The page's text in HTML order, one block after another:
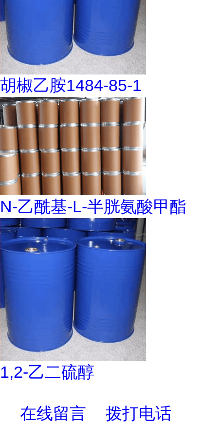
胡椒乙胺1484-85-1
N-乙酰基-L-半胱氨酸甲酯
1,2-乙二硫醇
在线留言 拨打电话